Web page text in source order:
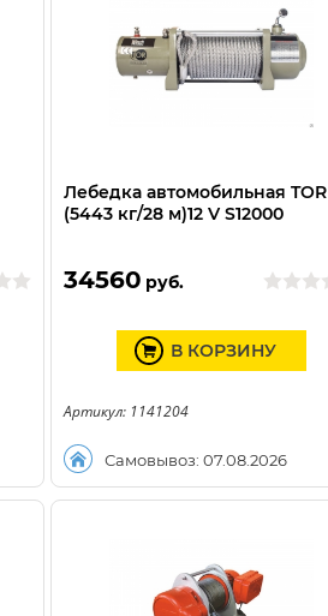
Лебедка автомобильная TOR
(5443 кг/28 м)12 V S12000
34560 руб.
Самовывоз: 07.08.2026
В КОРЗИНУ
Артикул: 1141204